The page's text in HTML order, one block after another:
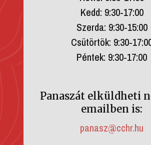
Kedd: 9:30-17:00
Szerda: 9:30-15:00
Csütörtök: 9:30-
Péntek: 9:30-17:00
Panaszát elküldheti
emailben is:
panasz@cchr.hu